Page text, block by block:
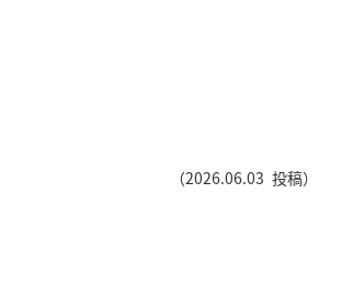
（2026.06.03 投稿）